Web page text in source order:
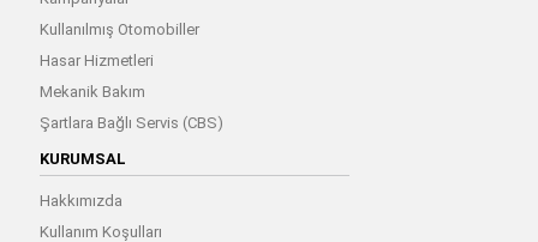
Kullanılmış Otomobiller
Hasar Hizmetleri
Mekanik Bakım
Şartlara Bağlı Servis (CBS)
KURUMSAL
Hakkımızda
Kullanım Koşulları